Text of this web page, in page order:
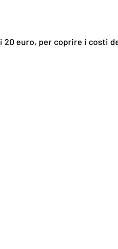
euro, per coprire i costi